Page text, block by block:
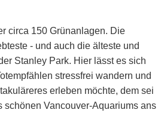
circa 150 Grünanlagen. Die
- und auch die älteste und
Stanley Park. Hier lässt es sich
stressfrei wandern und
erleben möchte, dem sei
schönen Vancouver-Aquariums ans